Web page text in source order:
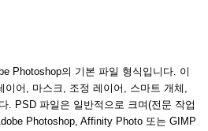
Photoshop의 기본 파일 형식입니다. 이
이어, 마스크, 조정 레이어, 스마트 개체,
. PSD 파일은 일반적으로 크며(전문 작업
Photoshop, Affinity Photo 또는 GIMP